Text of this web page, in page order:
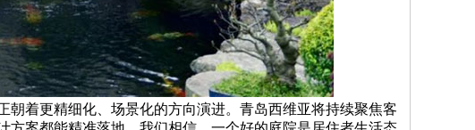
着更精细化、场景化的方向演进。青岛西维亚将持续聚焦客